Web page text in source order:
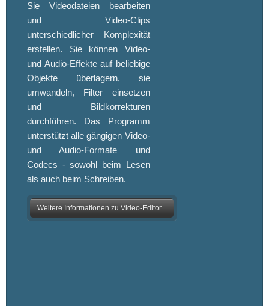
Sie Videodateien bearbeiten
und Video-Clips
unterschiedlicher Komplexität
erstellen. Sie können Video-
und Audio-Effekte auf beliebige
Objekte überlagern, sie
umwandeln, Filter einsetzen
und Bildkorrekturen
durchführen. Das Programm
unterstützt alle gängigen Video-
und Audio-Formate und
Codecs - sowohl beim Lesen
als auch beim Schreiben.
Weitere Informationen zu Video-Editor...